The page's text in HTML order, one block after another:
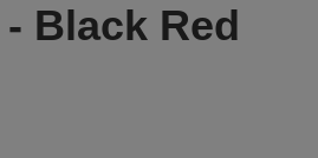
Black Red